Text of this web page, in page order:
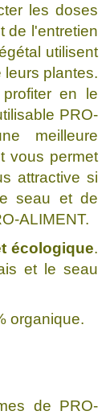
les doses
de l'entretien
utilisent
plantes.
en le
PRO-
meilleure
vous permet
attractive si
seau et de
ALIMENT.
écologique.
et le seau
organique.
de PRO-